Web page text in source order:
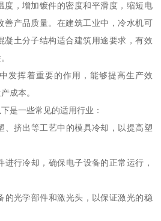
度，增加镀件的密度和平滑度，缩短电
善产品质量。在建筑工业中，冷水机可
凝土分子结构适合建筑用途要求，有效
发挥着重要的作用，能够提高生产效
成本。
是一些常见的适用行业：
、挤出等工艺中的模具冷却，以提高塑
行冷却，确保电子设备的正常运行，
的光学部件和激光头，以保证激光的稳